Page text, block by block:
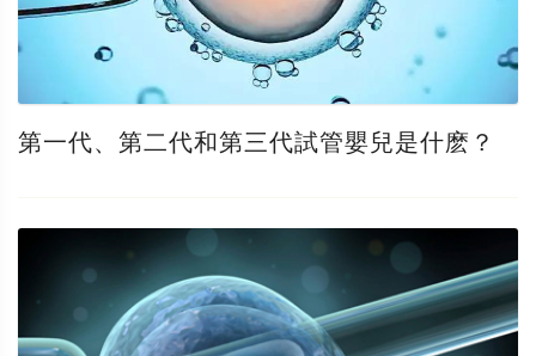
第一代、第二代和第三代試管嬰兒是什麽？